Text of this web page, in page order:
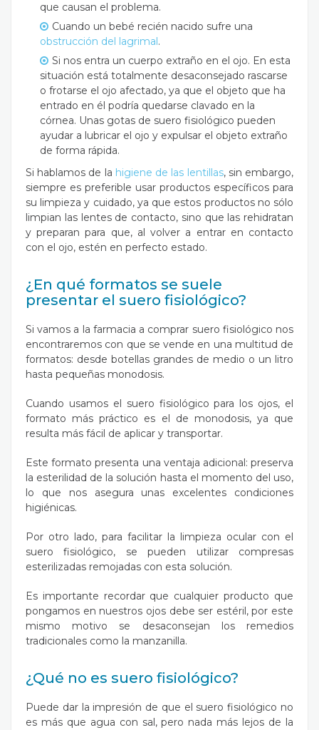
que causan el problema.
Cuando un bebé recién nacido sufre una
obstrucción del lagrimal.
Si nos entra un cuerpo extraño en el ojo. En esta
situación está totalmente desaconsejado rascarse
o frotarse el ojo afectado, ya que el objeto que ha
entrado en él podría quedarse clavado en la
córnea. Unas gotas de suero fisiológico pueden
ayudar a lubricar el ojo y expulsar el objeto extraño
de forma rápida.
Si hablamos de la higiene de las lentillas, sin embargo,
siempre es preferible usar productos específicos para
su limpieza y cuidado, ya que estos productos no sólo
limpian las lentes de contacto, sino que las rehidratan
y preparan para que, al volver a entrar en contacto
con el ojo, estén en perfecto estado.
¿En qué formatos se suele
presentar el suero fisiológico?
Si vamos a la farmacia a comprar suero fisiológico nos
encontraremos con que se vende en una multitud de
formatos: desde botellas grandes de medio o un litro
hasta pequeñas monodosis.
Cuando usamos el suero fisiológico para los ojos, el
formato más práctico es el de monodosis, ya que
resulta más fácil de aplicar y transportar.
Este formato presenta una ventaja adicional: preserva
la esterilidad de la solución hasta el momento del uso,
lo que nos asegura unas excelentes condiciones
higiénicas.
Por otro lado, para facilitar la limpieza ocular con el
suero fisiológico, se pueden utilizar compresas
esterilizadas remojadas con esta solución.
Es importante recordar que cualquier producto que
pongamos en nuestros ojos debe ser estéril, por este
mismo motivo se desaconsejan los remedios
tradicionales como la manzanilla.
¿Qué no es suero fisiológico?
Puede dar la impresión de que el suero fisiológico no
es más que agua con sal, pero nada más lejos de la